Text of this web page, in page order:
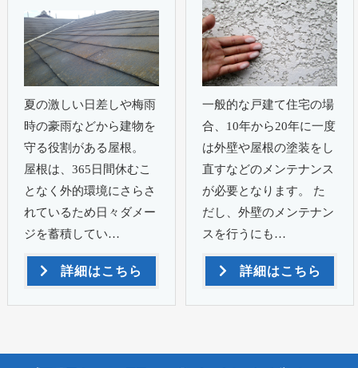
夏の激しい日差しや梅雨
時の豪雨などから建物を
守る役割がある屋根。
屋根は、365日間休むこ
となく外的環境にさらさ
れているため日々ダメー
ジを蓄積してい…
詳細はこちら
一般的な戸建て住宅の場
合、10年から20年に一度
は外壁や屋根の塗装をし
直すなどのメンテナンス
が必要となります。 た
だし、外壁のメンテナン
スを行うにも…
詳細はこちら